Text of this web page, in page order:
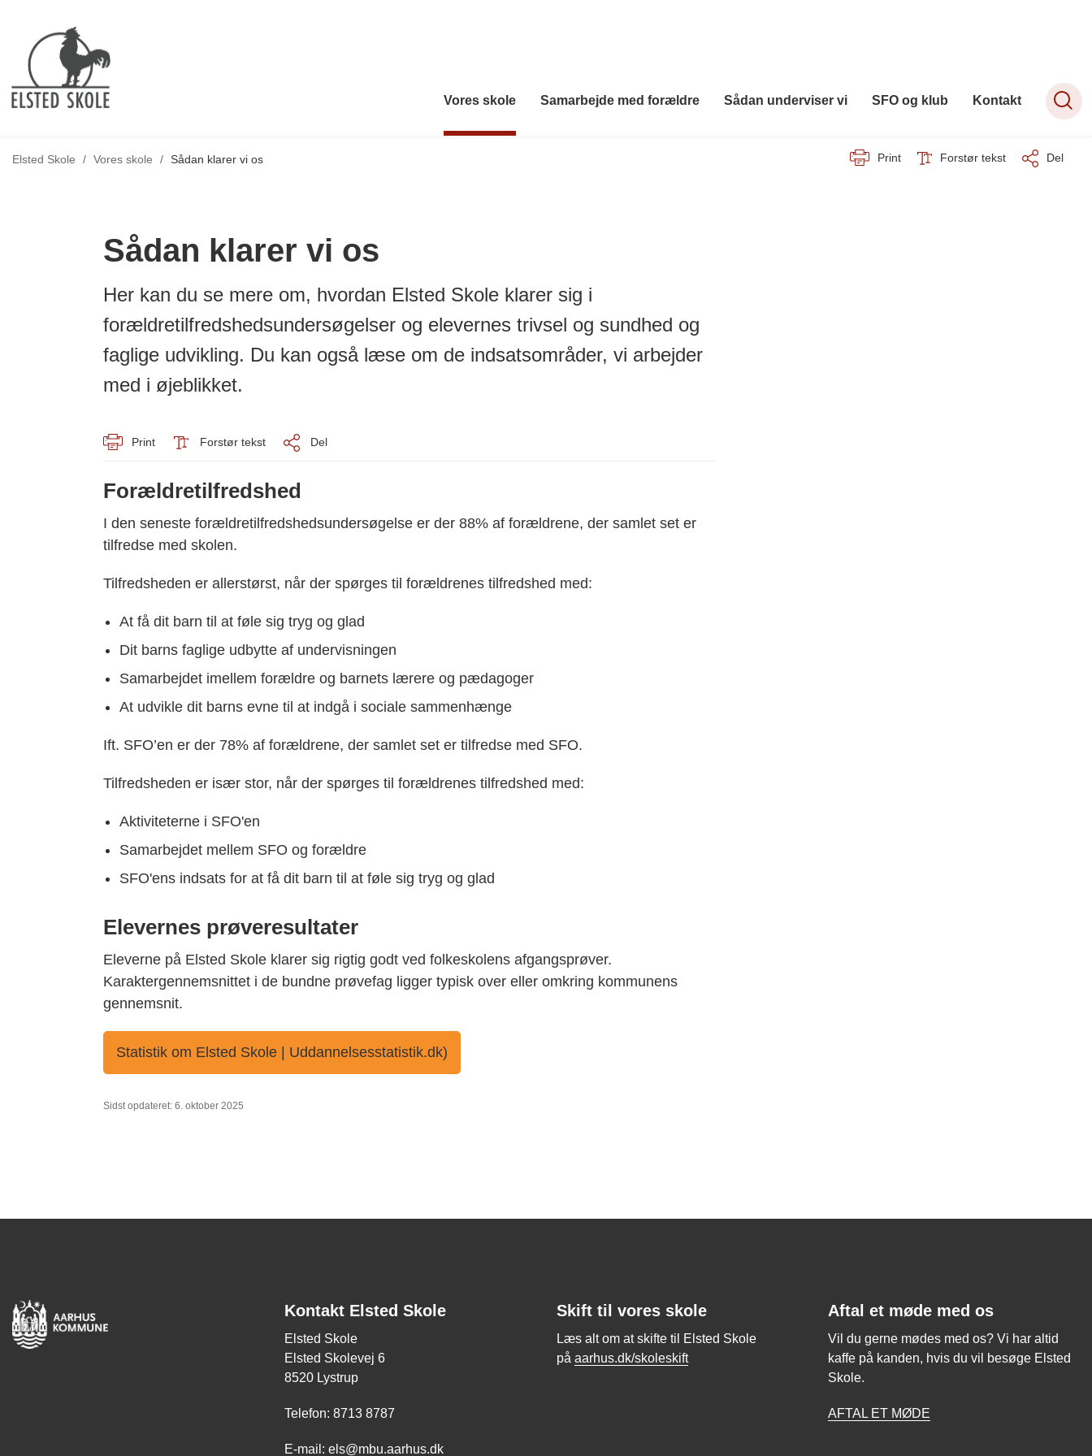
Vores skole Samarbejde med forældre Sådan underviser vi SFO og klub Kontakt
Elsted Skole / Tilbage til
Vores skole / Sådan klarer vi os Print Forstør tekst Del
Sådan klarer vi os
Her kan du se mere om, hvordan Elsted Skole klarer sig i
forældretilfredshedsundersøgelser og elevernes trivsel og sundhed og
faglige udvikling. Du kan også læse om de indsatsområder, vi arbejder
med i øjeblikket.
Print Forstør tekst Del
Forældretilfredshed
I den seneste forældretilfredshedsundersøgelse er der 88% af forældrene, der samlet set er
tilfredse med skolen.
Tilfredsheden er allerstørst, når der spørges til forældrenes tilfredshed med:
At få dit barn til at føle sig tryg og glad
Dit barns faglige udbytte af undervisningen
Samarbejdet imellem forældre og barnets lærere og pædagoger
At udvikle dit barns evne til at indgå i sociale sammenhænge
Ift. SFO’en er der 78% af forældrene, der samlet set er tilfredse med SFO.
Tilfredsheden er især stor, når der spørges til forældrenes tilfredshed med:
Aktiviteterne i SFO'en
Samarbejdet mellem SFO og forældre
SFO'ens indsats for at få dit barn til at føle sig tryg og glad
Elevernes prøveresultater
Eleverne på Elsted Skole klarer sig rigtig godt ved folkeskolens afgangsprøver.
Karaktergennemsnittet i de bundne prøvefag ligger typisk over eller omkring kommunens
gennemsnit.
Statistik om Elsted Skole | Uddannelsesstatistik.dk)
Sidst opdateret: 6. oktober 2025
Kontakt Elsted Skole
Elsted Skole
Elsted Skolevej 6
8520 Lystrup
Telefon: 8713 8787
E-mail: els@mbu.aarhus.dk
Skift til vores skole
Læs alt om at skifte til Elsted Skole
på aarhus.dk/skoleskift
Aftal et møde med os
Vil du gerne mødes med os? Vi har altid
kaffe på kanden, hvis du vil besøge Elsted
Skole.
AFTAL ET MØDE